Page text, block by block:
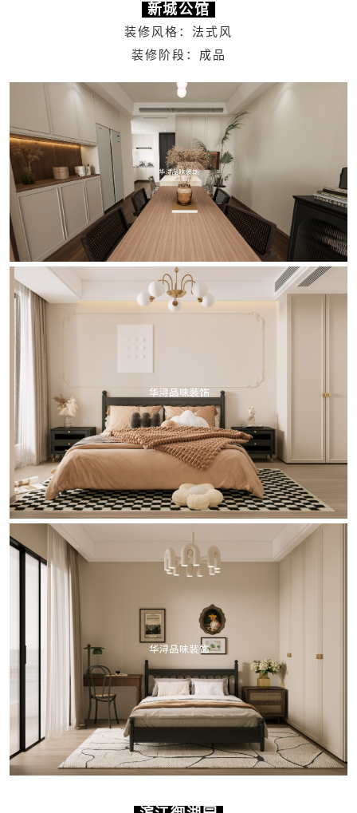
新城公馆
装修风格：法式风
装修阶段：成品